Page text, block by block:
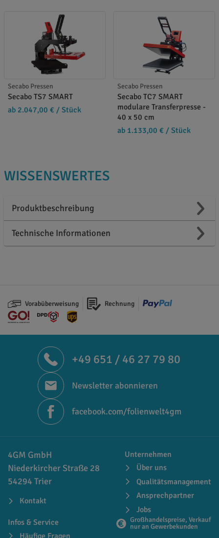
Secabo Pressen
Secabo TS7 SMART
ab 2.047,00 € / Stück
Secabo Pressen
Secabo TC7 SMART
modulare Transferpresse -
40 x 50 cm
ab 1.133,00 € / Stück
WISSENSWERTES
Produktbeschreibung
Technische Informationen
Vorabüberweisung Rechnung
+49 651 / 46 27 79 80
Newsletter abonnieren
facebook.com/folienwelt4gm
4GM GmbH
Niederkircher Straße 28
54294 Trier
Kontakt
Unternehmen
Über uns
Qualitätsmanagement
Ansprechpartner
Jobs
Infos & Service
Häufige Fragen
Großhandelspreise, Verkauf
nur an Gewerbekunden